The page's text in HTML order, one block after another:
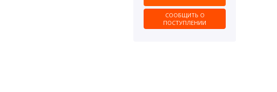
СООБЩИТЬ О
ПОСТУПЛЕНИИ